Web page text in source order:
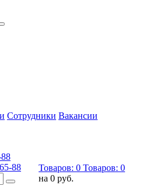
Сотрудники Вакансии
88 Товаров: 0 Товаров: 0
на 0 руб.